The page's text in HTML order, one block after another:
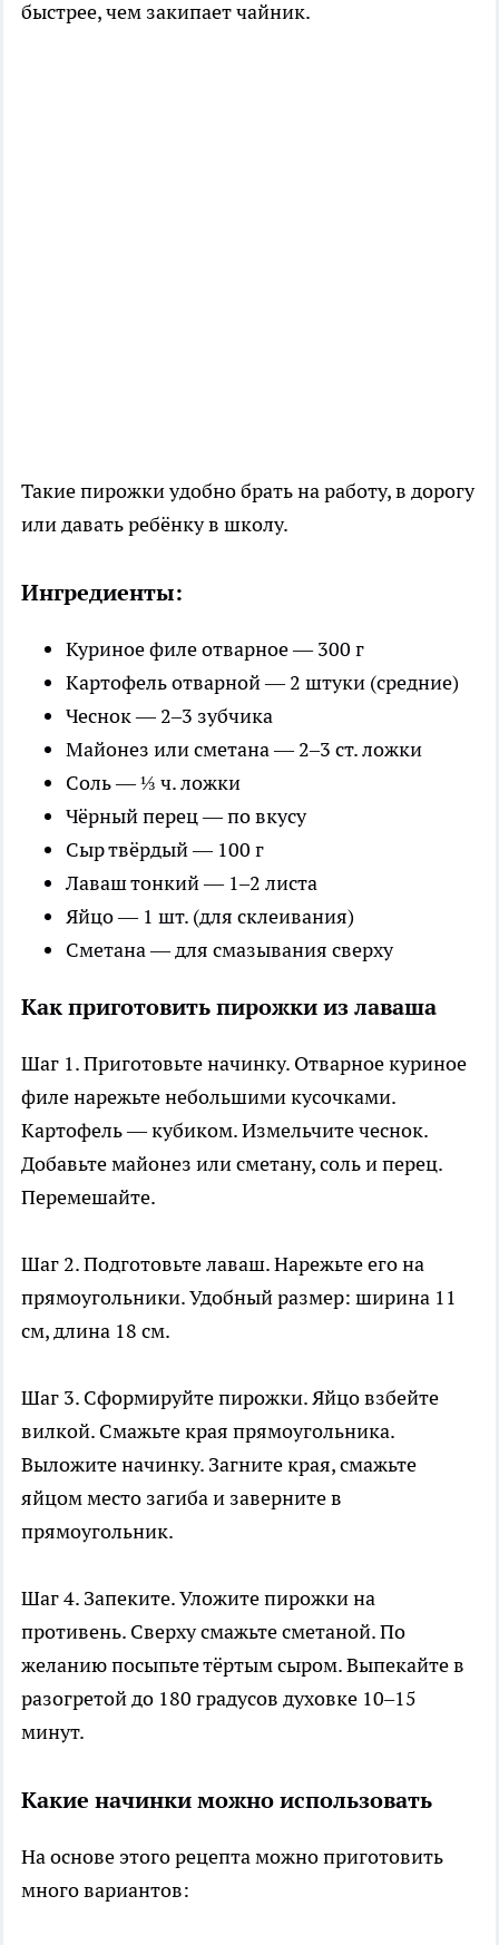
быстрее, чем закипает чайник.
Такие пирожки удобно брать на работу, в дорогу
или давать ребёнку в школу.
Ингредиенты:
Куриное филе отварное — 300 г
Картофель отварной — 2 штуки (средние)
Чеснок — 2–3 зубчика
Майонез или сметана — 2–3 ст. ложки
Соль — ⅓ ч. ложки
Чёрный перец — по вкусу
Сыр твёрдый — 100 г
Лаваш тонкий — 1–2 листа
Яйцо — 1 шт. (для склеивания)
Сметана — для смазывания сверху
Как приготовить пирожки из лаваша
Шаг 1. Приготовьте начинку. Отварное куриное
филе нарежьте небольшими кусочками.
Картофель — кубиком. Измельчите чеснок.
Добавьте майонез или сметану, соль и перец.
Перемешайте.
Шаг 2. Подготовьте лаваш. Нарежьте его на
прямоугольники. Удобный размер: ширина 11
см, длина 18 см.
Шаг 3. Сформируйте пирожки. Яйцо взбейте
вилкой. Смажьте края прямоугольника.
Выложите начинку. Загните края, смажьте
яйцом место загиба и заверните в
прямоугольник.
Шаг 4. Запеките. Уложите пирожки на
противень. Сверху смажьте сметаной. По
желанию посыпьте тёртым сыром. Выпекайте в
разогретой до 180 градусов духовке 10–15
минут.
Какие начинки можно использовать
На основе этого рецепта можно приготовить
много вариантов: